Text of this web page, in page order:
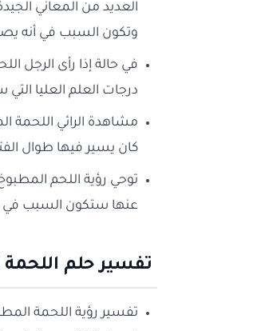
العديد من المعاني
وتكون السبب في أنه
في حالة إذا رأى الرجل
درجات العلم العليا
مشاهدة الرائي اللحمة
كان يسير فيها طوال
توحي رؤية اللحم المطبوخ
عنها ستكون السبب في
تفسير حلم اللحمة
تفسير رؤية اللحمة